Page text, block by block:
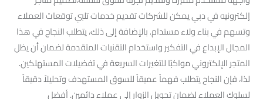
إلكترونيه في دبي يمكن للشركات تقديم خدمات تلبي توقعات العملاء
وتسهم في بناء ولاء مستدام. بالإضافة إلى ذلك، يتطلب النجاح في هذا
المجال الإبداع في التفكير واستخدام التقنيات المتقدمة لضمان أن يظل
المتجر الإلكتروني مواكبًا للتغيرات السريعة في تفضيلات المستهلكين.
لذا، فإن النجاح يتطلب فهماً عميقاً للسوق المستهدف وتحليلاً دقيقاً
لسلوك العملاء لضمان تحويل الزوار إلى عملاء دائمين. أفضل